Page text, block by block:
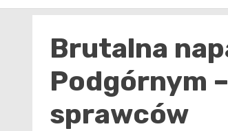
Brutalna
Podgórnym
sprawców